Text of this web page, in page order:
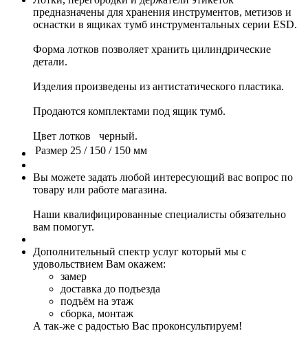
предназначены для хранения инструментов, метизов и
оснастки в ящиках тумб инструментальных серии ESD.
Форма лотков позволяет хранить цилиндрические
детали.
Изделия произведены из антистатического пластика.
Продаются комплектами под ящик тумб.
Цвет лотков черный.
Размер 25 / 150 / 150 мм
Вы можете задать любой интересующий вас вопрос по
товару или работе магазина.
Наши квалифицированные специалисты обязательно
вам помогут.
Дополнительный спектр услуг который мы с
удовольствием Вам окажем:
замер
доставка до подъезда
подъём на этаж
сборка, монтаж
А так-же с радостью Вас проконсультируем!